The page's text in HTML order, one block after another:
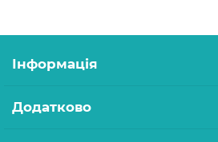
Інформація
Додатково